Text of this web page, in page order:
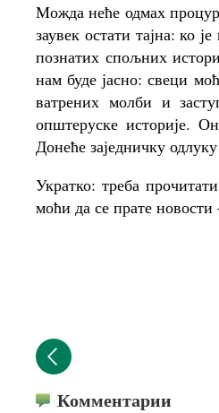
Можда неће одмах
заувек остати тајна: ко
познатих спољних
нам буде јасно: свеци
ватрених молби и
општеруске историје.
Донеће заједничку
Укратко: треба
моћи да се прате новости
Комментарии